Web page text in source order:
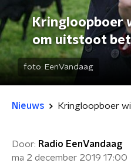
Kringloopboer
om uitstoot
foto: EenVandaag
Nieuws
Door: Radio EenVandaag
ma 2 december 2019 17:00